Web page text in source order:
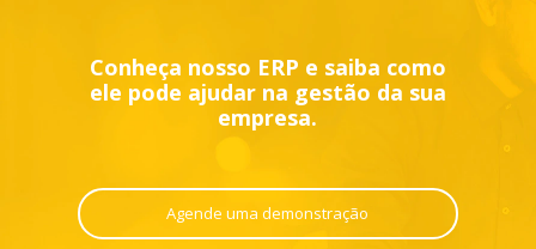
Conheça nosso ERP e saiba como
ele pode ajudar na gestão da sua
empresa.
Agende uma demonstração